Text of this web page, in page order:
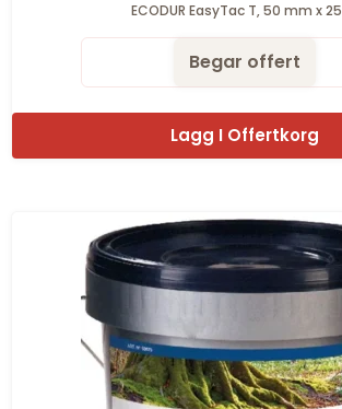
ECODUR EasyTac T, 50 mm x
Begar offert
Lagg I Offertkorg